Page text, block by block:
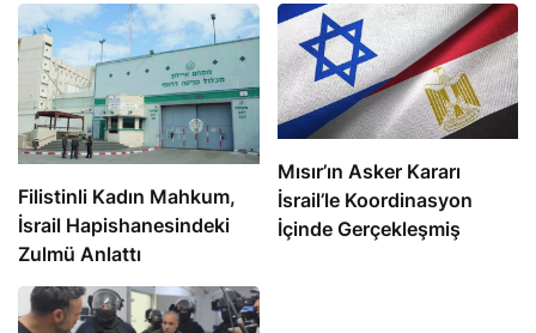
Filistinli Kadın Mahkum,
İsrail Hapishanesindeki
Zulmü Anlattı
Mısır’ın Asker Kararı
İsrail’le Koordinasyon
İçinde Gerçekleşmiş